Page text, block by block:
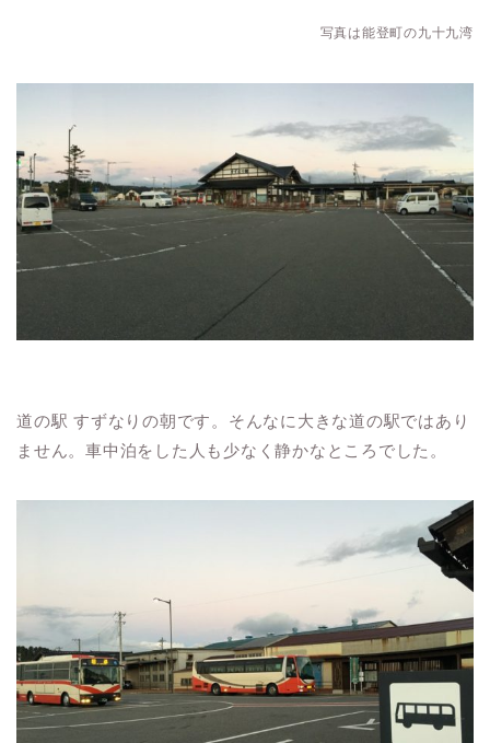
写真は能登町の九十九湾
道の駅 すずなりの朝です。そんなに大きな道の駅ではあり
ません。車中泊をした人も少なく静かなところでした。